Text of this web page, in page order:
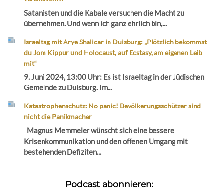
Satanisten und die Kabale versuchen die Macht zu
übernehmen. Und wenn ich ganz ehrlich bin,...
Israeltag mit Arye Shalicar in Duisburg: „Plötzlich bekommst
du Jom Kippur und Holocaust, auf Ecstasy, am eigenen Leib
mit“
9. Juni 2024, 13:00 Uhr: Es ist Israeltag in der Jüdischen
Gemeinde zu Duisburg. Im...
Katastrophenschutz: No panic! Bevölkerungsschützer sind
nicht die Panikmacher
Magnus Memmeler wünscht sich eine bessere
Krisenkommunikation und den offenen Umgang mit
bestehenden Defiziten...
Podcast abonnieren: